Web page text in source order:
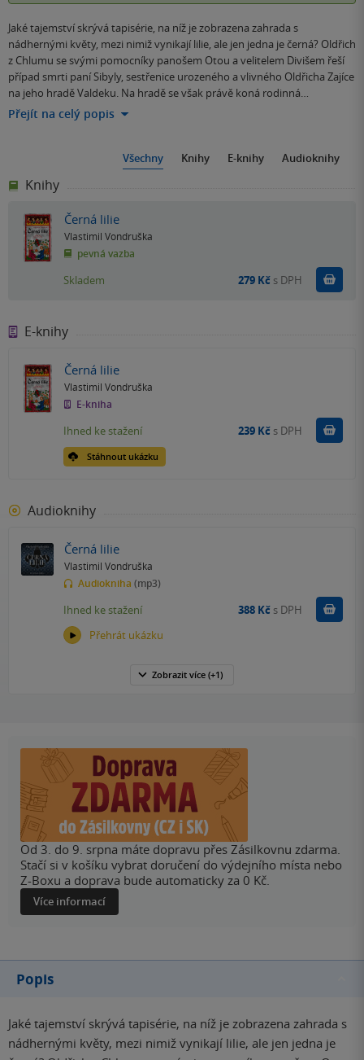
Jaké tajemství skrývá tapisérie, na níž je zobrazena zahrada s
nádhernými květy, mezi nimiž vynikají lilie, ale jen jedna je černá? Oldřich
z Chlumu se svými pomocníky panošem Otou a velitelem Divišem řeší
případ smrti paní Sibyly, sestřenice urozeného a vlivného Oldřicha Zajíce
na jeho hradě Valdeku. Na hradě se však právě koná rodinná…
Přejít na celý popis
Všechny Knihy E-knihy Audioknihy
Knihy
Černá lilie
Vlastimil Vondruška
pevná vazba
Skladem 279 Kč s DPH
E-knihy
Černá lilie
Vlastimil Vondruška
E-kniha
Stáhnout ukázku
Ihned ke stažení 239 Kč s DPH Koupit
Audioknihy
Černá lilie
Vlastimil Vondruška
Audiokniha (mp3)
Přehrát ukázku
Ihned ke stažení 388 Kč s DPH Koupit
Zobrazit více (+1)
Od 3. do 9. srpna máte dopravu přes Zásilkovnu zdarma.
Stačí si v košíku vybrat doručení do výdejního místa nebo
Z-Boxu a doprava bude automaticky za 0 Kč.
Více informací
Popis
Jaké tajemství skrývá tapisérie, na níž je zobrazena zahrada s
nádhernými květy, mezi nimiž vynikají lilie, ale jen jedna je